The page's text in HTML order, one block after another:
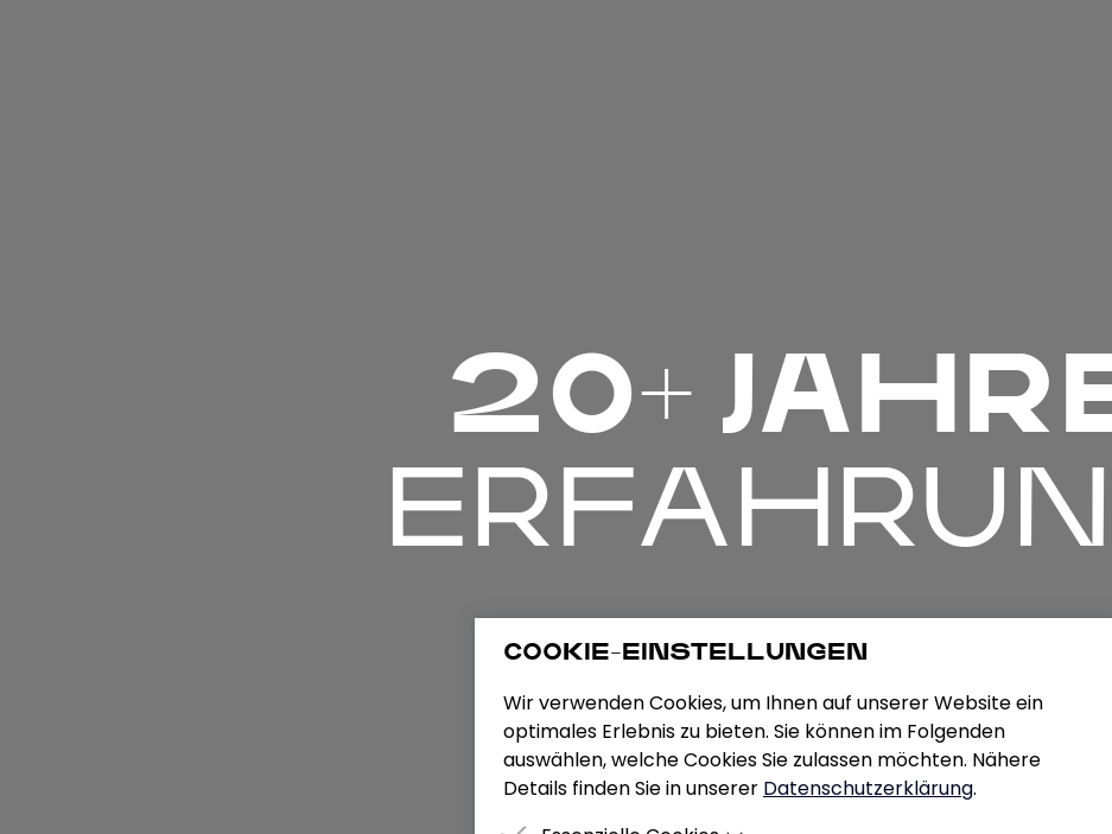
20+
COOKIE-EINSTELLUNGEN
Wir verwenden Cookies, um Ihnen auf unserer Website ein
optimales Erlebnis zu bieten. Sie können im Folgenden
auswählen, welche Cookies Sie zulassen möchten. Nähere
Details finden Sie in unserer Datenschutzerklärung.